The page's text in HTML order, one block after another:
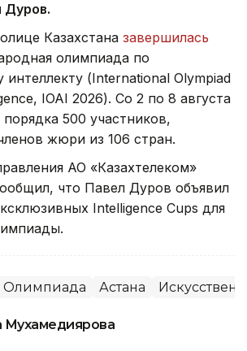
Дуров.
Казахстана завершилась
олимпиада по
интеллекту (International Olympiad
IOAI 2026). Со 2 по 8 августа
500 участников,
жюри из 106 стран.
АО «Казахтелеком»
что Павел Дуров объявил
Intelligence Cups для
Олимпиада Астана